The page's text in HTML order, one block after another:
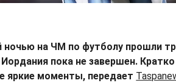
ночью на ЧМ по футболу прошли
пока не завершен.
яркие моменты, передает